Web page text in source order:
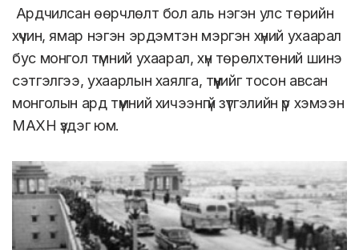
Ардчилсан өөрчлөлт бол аль нэгэн улс төрийн
хүчин, ямар нэгэн эрдэмтэн мэргэн хүний ухаарал
бус монгол түмний ухаарал, хүн төрөлхтөний шинэ
сэтгэлгээ, ухаарлын хаялга, түүнийг тосон авсан
монголын ард түмний хичээнгүй зүтгэлийн үр хэмээн
МАХН үздэг юм.